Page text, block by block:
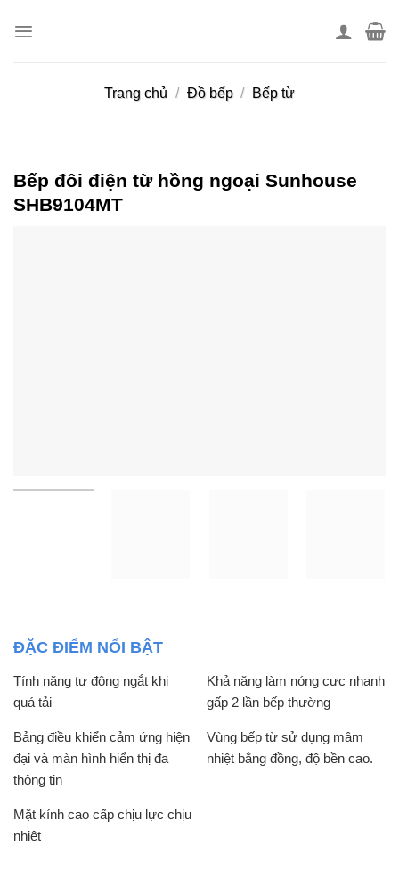
Trang chủ / Đồ bếp / Bếp từ
Bếp đôi điện từ hồng ngoại Sunhouse
SHB9104MT
ĐẶC ĐIỂM NỔI BẬT
Tính năng tự động ngắt khi
quá tải
Khả năng làm nóng cực nhanh
gấp 2 lần bếp thường
Bảng điều khiển cảm ứng hiện
đại và màn hình hiển thị đa
thông tin
Vùng bếp từ sử dụng mâm
nhiệt bằng đồng, độ bền cao.
Mặt kính cao cấp chịu lực chịu
nhiệt